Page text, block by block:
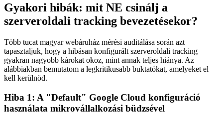
Gyakori hibák: mit NE csinálj a
szerveroldali tracking bevezetésekor?
Több tucat magyar webáruház mérési auditálása során azt
tapasztaljuk, hogy a hibásan konfigurált szerveroldali tracking
gyakran nagyobb károkat okoz, mint annak teljes hiánya. Az
alábbiakban bemutatom a legkritikusabb buktatókat, amelyeket el
kell kerülnöd.
Hiba 1: A "Default" Google Cloud konfiguráció
használata mikrovállalkozási büdzsével